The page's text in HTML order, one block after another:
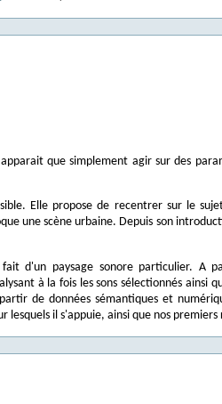
que simplement agir sur des
Elle propose de recentrer sur le
une scène urbaine. Depuis son
d'un paysage sonore particulier. A
à la fois les sons sélectionnés ainsi
de données sémantiques et
il s'appuie, ainsi que nos premiers